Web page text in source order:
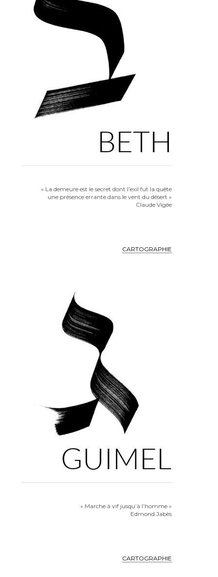
BETH
« La demeure est le secret dont l’exil fut la quête
une présence errante dans le vent du désert »
Claude Vigée
CARTOGRAPHIE
GUIMEL
« Marche à vif jusqu’à l’homme »
Edmond Jabès
CARTOGRAPHIE